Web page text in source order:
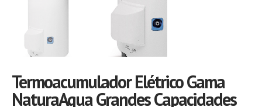
Termoacumulador Elétrico Gama
NaturaAqua Grandes Capacidades